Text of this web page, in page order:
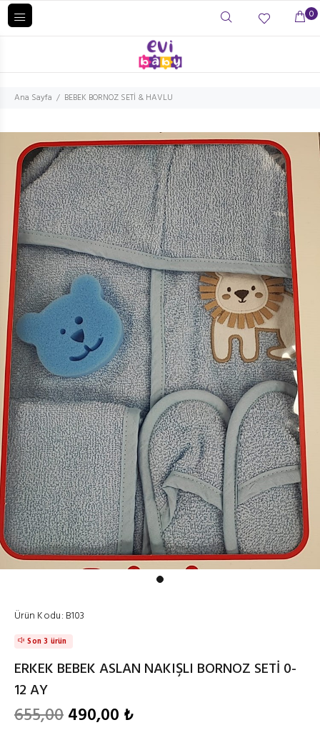
0
Ana Sayfa BEBEK BORNOZ SETİ & HAVLU
Ürün Kodu: B103
Son 3 ürün
ERKEK BEBEK ASLAN NAKIŞLI BORNOZ SETİ 0-
12 AY
655,00490,00 ₺